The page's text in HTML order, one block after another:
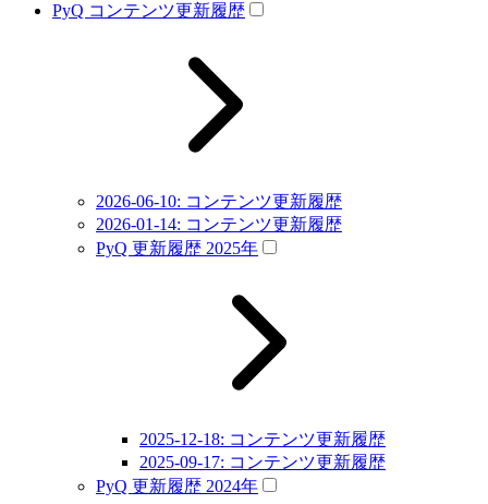
PyQ コンテンツ更新履歴
2026-06-10: コンテンツ更新履歴
2026-01-14: コンテンツ更新履歴
PyQ 更新履歴 2025年
2025-12-18: コンテンツ更新履歴
2025-09-17: コンテンツ更新履歴
PyQ 更新履歴 2024年